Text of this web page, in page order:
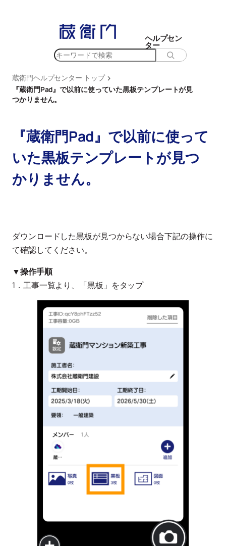
ッ
プ
ヘルプセン
ター
検
蔵衛門ヘルプセンター トップ >
『蔵衛門Pad』で以前に使っていた黒板テンプレートが見
つかりません。
『蔵衛門Pad』で以前に使って
いた黒板テンプレートが見つ
かりません。
ダウンロードした黒板が見つからない場合下記の操作に
て確認してください。
▼操作手順
1．工事一覧より、「黒板」をタップ